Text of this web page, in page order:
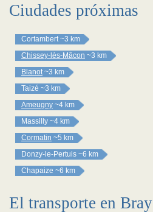
Ciudades próximas
Cortambert ~3 km
Chissey-lès-Mâcon ~3 km
Blanot ~3 km
Taizé ~3 km
Ameugny ~4 km
Massilly ~4 km
Cormatin ~5 km
Donzy-le-Pertuis ~6 km
Chapaize ~6 km
El transporte en Bray